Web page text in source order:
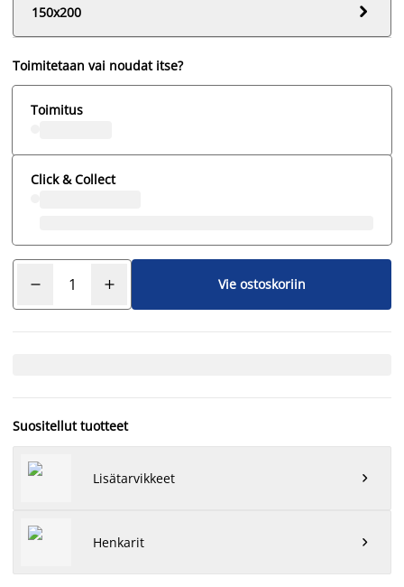
150x200

Toimitetaan vai noudat itse?
Toimitus
Click & Collect
Vie ostoskoriin
Suositellut tuotteet
Lisätarvikkeet 
Henkarit 